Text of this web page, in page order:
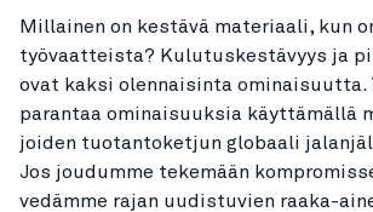
Millainen on kestävä materiaali, kun
työvaatteista? Kulutuskestävyys ja
ovat kaksi olennaisinta ominaisuutta.
parantaa ominaisuuksia käyttämällä
joiden tuotantoketjun globaali
Jos joudumme tekemään
vedämme rajan uudistuvien raaka-